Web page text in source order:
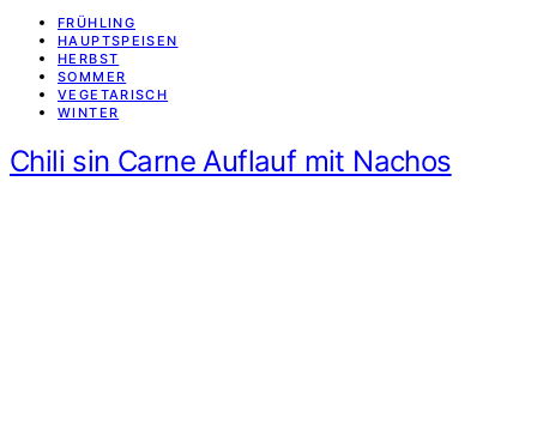
FRÜHLING
HAUPTSPEISEN
HERBST
SOMMER
VEGETARISCH
WINTER
Chili sin Carne Auflauf mit Nachos